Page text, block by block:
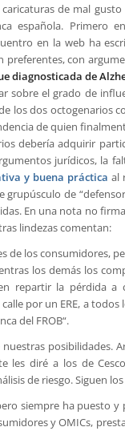
de mal
española. Primero
en la web ha
preferentes, con
diagnosticada de
sobre el grado de
los dos octogenarios
de quien
debería adquirir
jurídicos, la
y buena práctica al
de
En una nota no
lindezas comentan:
de los consumidores,
los demás los
repartir la pérdida a
por un ERE, a
del FROB“.
les diré a los de
de riesgo. Siguen
siempre ha puesto
y OMICs,